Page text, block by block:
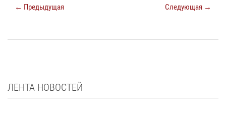
← Предыдущая Следующая →
ЛЕНТА НОВОСТЕЙ